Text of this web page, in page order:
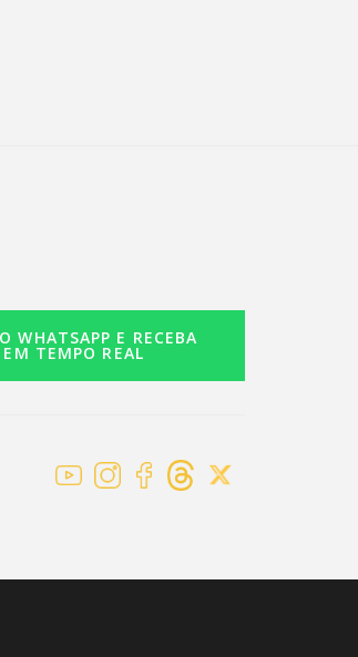
WHATSAPP E RECEBA
TEMPO REAL